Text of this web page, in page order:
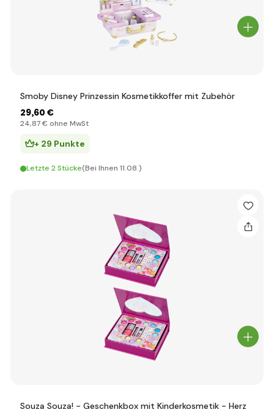
Smoby Disney Prinzessin Kosmetikkoffer mit Zubehör
29,60 €
24,87 € ohne MwSt
+ 29 Punkte
Letzte 2 Stücke(Bei Ihnen 11.08.)
Souza Souza! - Geschenkbox mit Kinderkosmetik - Herz